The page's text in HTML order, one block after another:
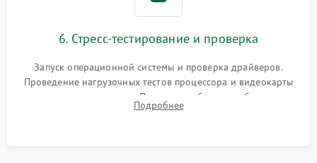
6. Стресс-тестирование и проверка
Запуск операционной системы и проверка драйверов.
Проведение нагрузочных тестов процессора и видеокарты
для контроля температур. Проверка работоспособности всех
USB-портов, аудиовыходов и сетевого подключения.
Подробнее